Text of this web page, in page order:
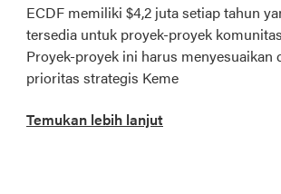
ECDF memiliki $4,2 juta setiap tahun
tersedia untuk proyek-proyek
Proyek-proyek ini harus menyesuaikan
prioritas strategis Keme
Temukan lebih lanjut